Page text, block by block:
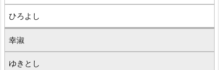
ひろよし
幸淑
ゆきとし